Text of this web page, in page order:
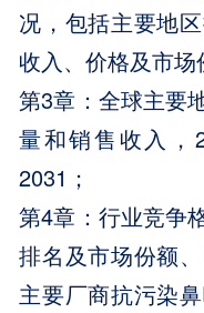
况，包括主要地
收入、价格及市场
第3章：全球主要
量和销售收入，
2031；
第4章：行业竞争
排名及市场份额
主要厂商抗污染